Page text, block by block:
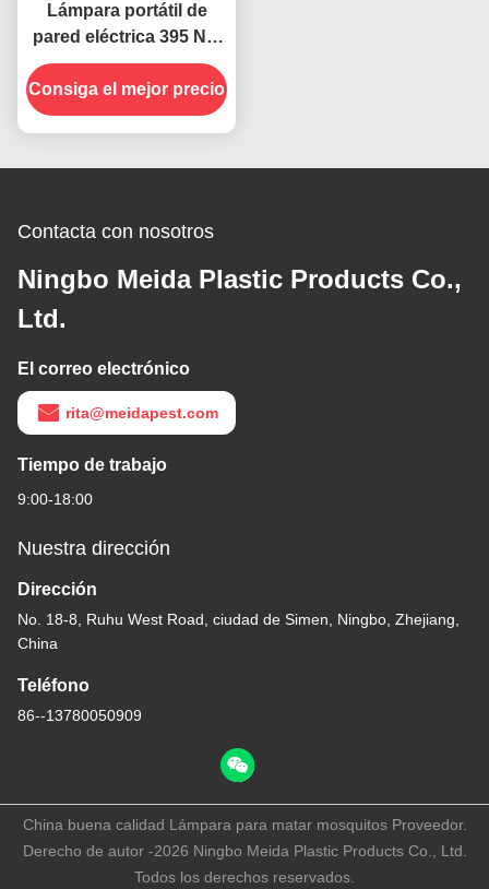
Lámpara portátil de
pared eléctrica 395 NM
UV para matar
mosquitos Insectos
voladores
Consiga el mejor precio
Contacta con nosotros
Ningbo Meida Plastic Products Co.,
Ltd.
El correo electrónico
rita@meidapest.com
Tiempo de trabajo
9:00-18:00
Nuestra dirección
Dirección
No. 18-8, Ruhu West Road, ciudad de Simen, Ningbo, Zhejiang,
China
Teléfono
86--13780050909
China buena calidad Lámpara para matar mosquitos Proveedor.
Derecho de autor -2026 Ningbo Meida Plastic Products Co., Ltd.
Todos los derechos reservados.